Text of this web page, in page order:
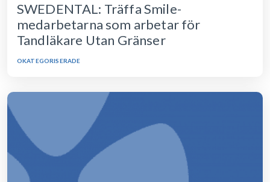
SWEDENTAL: Träffa Smile-
medarbetarna som arbetar för
Tandläkare Utan Gränser
OKATEGORISERADE